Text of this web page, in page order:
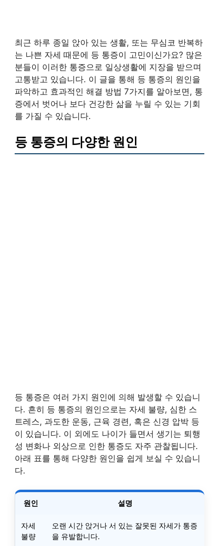
최근 하루 종일 앉아 있는 생활, 또는 무심코 반복하
는 나쁜 자세 때문에 등 통증이 고민이신가요? 많은
분들이 이러한 통증으로 일상생활에 지장을 받으며
고통받고 있습니다. 이 글을 통해 등 통증의 원인을
파악하고 효과적인 해결 방법 7가지를 알아보면, 통
증에서 벗어나 보다 건강한 삶을 누릴 수 있는 기회
를 가질 수 있습니다.
등 통증의 다양한 원인
등 통증은 여러 가지 원인에 의해 발생할 수 있습니
다. 흔히 등 통증의 원인으로는 자세 불량, 심한 스
트레스, 과도한 운동, 근육 경련, 혹은 신경 압박 등
이 있습니다. 이 외에도 나이가 들면서 생기는 퇴행
성 변화나 외상으로 인한 통증도 자주 관찰됩니다.
아래 표를 통해 다양한 원인을 쉽게 보실 수 있습니
다.
원인 설명
자세
불량
오랜 시간 앉거나 서 있는 잘못된 자세가 통증
을 유발합니다.